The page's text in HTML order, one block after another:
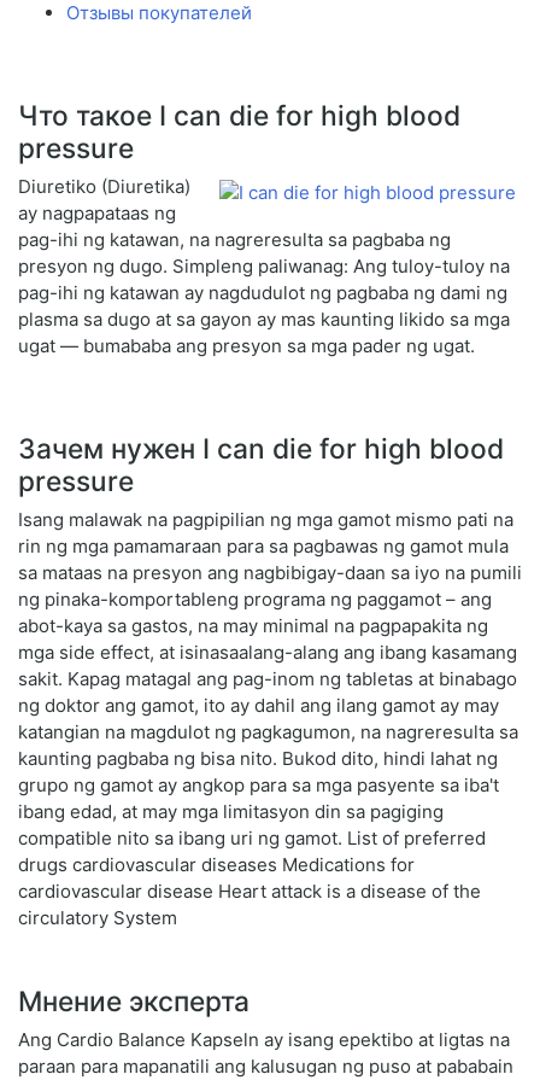
Отзывы покупателей
Что такое I can die for high blood
pressure
Diuretiko (Diuretika)
ay nagpapataas ng
pag-ihi ng katawan, na nagreresulta sa pagbaba ng
presyon ng dugo. Simpleng paliwanag: Ang tuloy-tuloy na
pag-ihi ng katawan ay nagdudulot ng pagbaba ng dami ng
plasma sa dugo at sa gayon ay mas kaunting likido sa mga
ugat — bumababa ang presyon sa mga pader ng ugat.
Зачем нужен I can die for high blood
pressure
Isang malawak na pagpipilian ng mga gamot mismo pati na
rin ng mga pamamaraan para sa pagbawas ng gamot mula
sa mataas na presyon ang nagbibigay-daan sa iyo na pumili
ng pinaka-komportableng programa ng paggamot – ang
abot-kaya sa gastos, na may minimal na pagpapakita ng
mga side effect, at isinasaalang-alang ang ibang kasamang
sakit. Kapag matagal ang pag-inom ng tabletas at binabago
ng doktor ang gamot, ito ay dahil ang ilang gamot ay may
katangian na magdulot ng pagkagumon, na nagreresulta sa
kaunting pagbaba ng bisa nito. Bukod dito, hindi lahat ng
grupo ng gamot ay angkop para sa mga pasyente sa iba't
ibang edad, at may mga limitasyon din sa pagiging
compatible nito sa ibang uri ng gamot. List of preferred
drugs cardiovascular diseases Medications for
cardiovascular disease Heart attack is a disease of the
circulatory System
Мнение эксперта
Ang Cardio Balance Kapseln ay isang epektibo at ligtas na
paraan para mapanatili ang kalusugan ng puso at pababain